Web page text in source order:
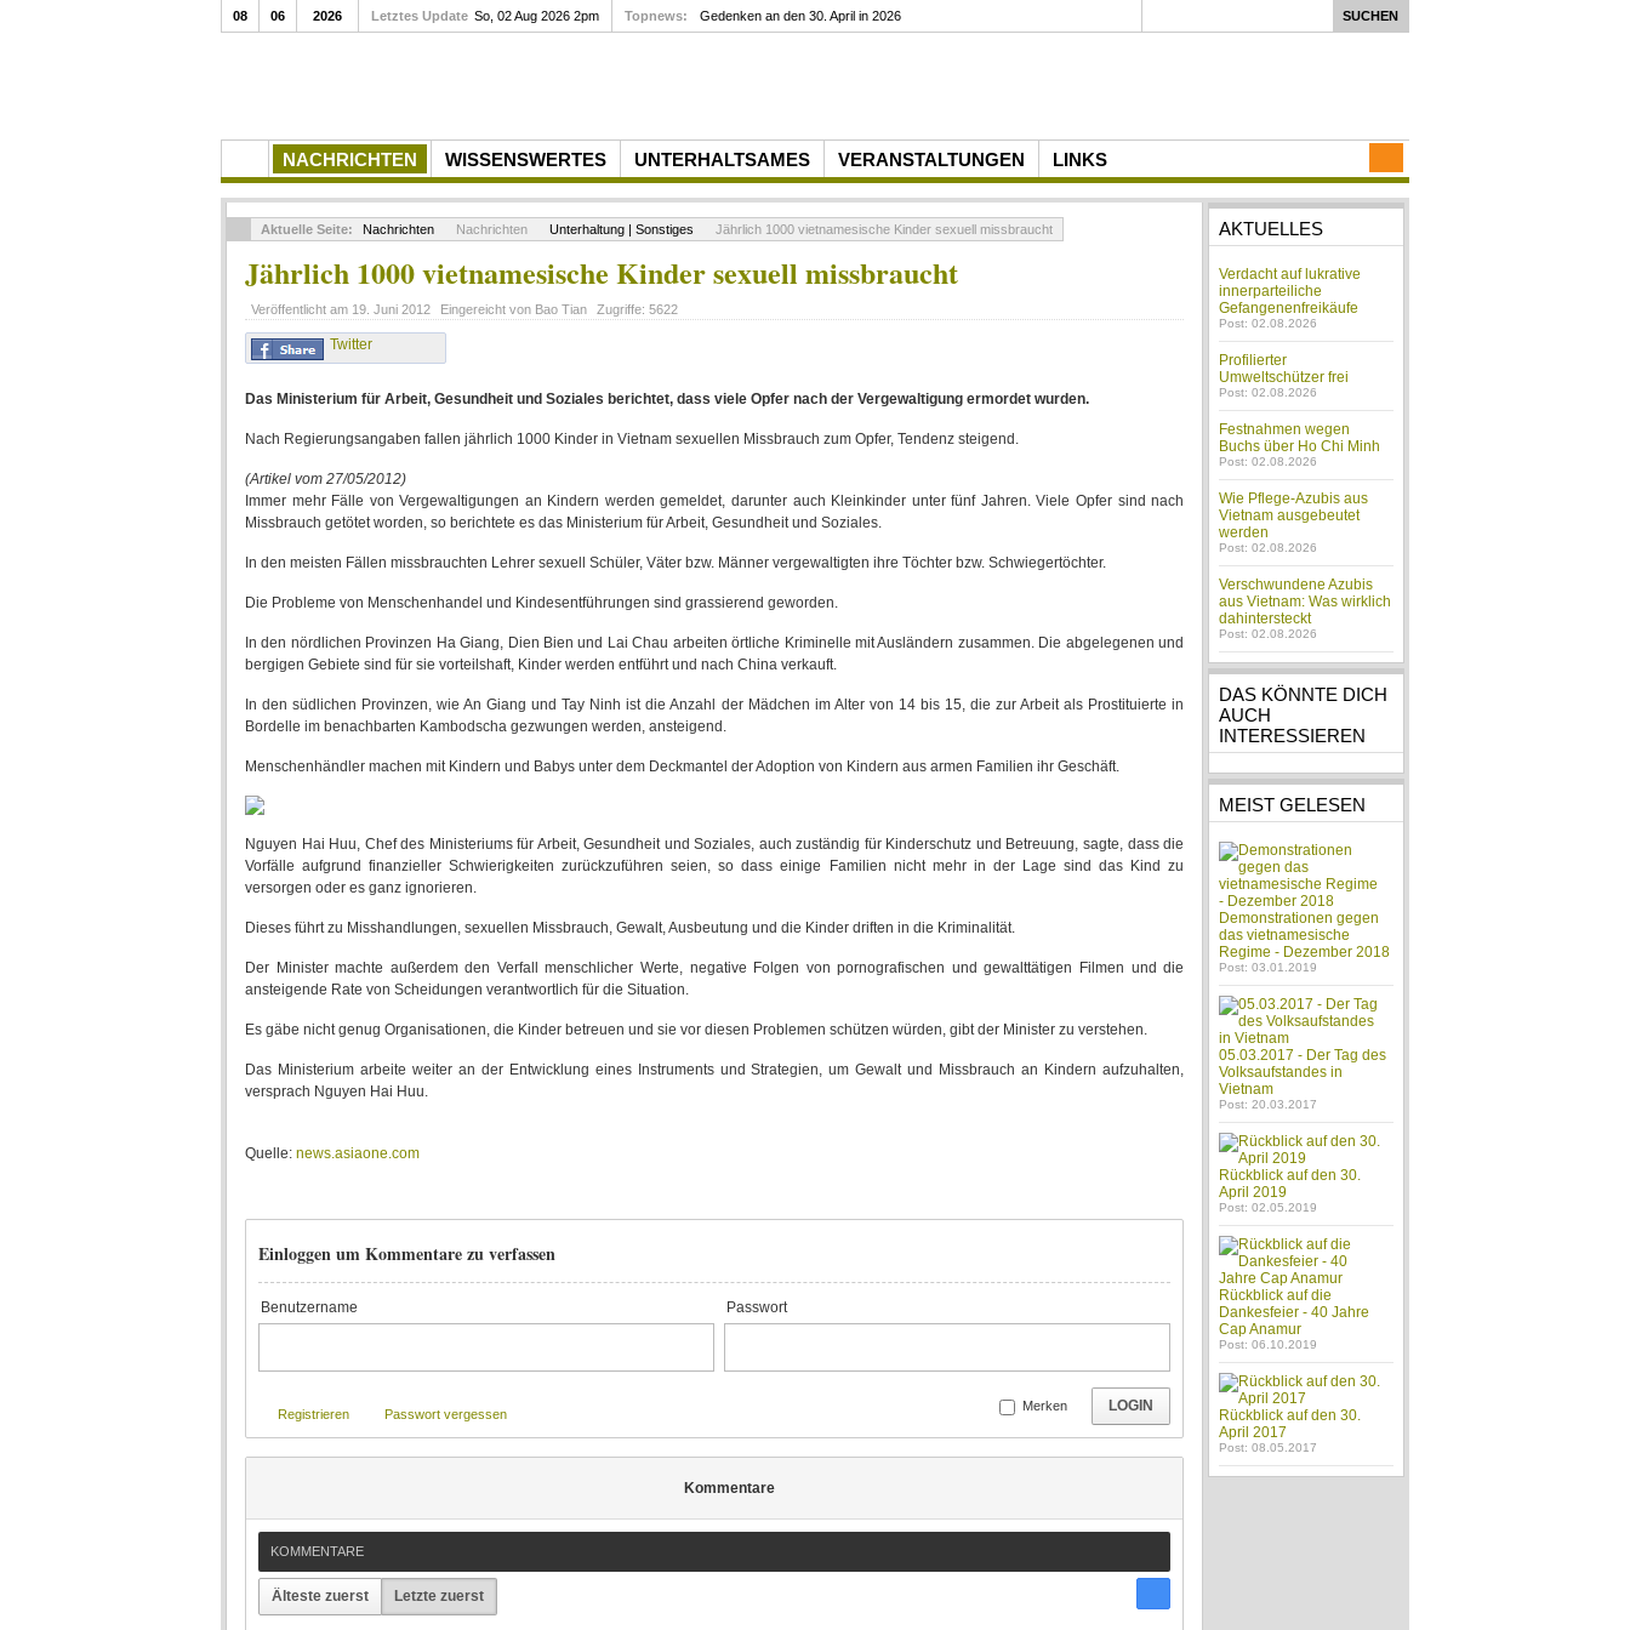
NACHRICHTEN WISSENSWERTES UNTERHALTSAMES VERANSTALTUNGEN LINKS
08 06 2026 Letztes Update So, 02 Aug 2026 2pm Topnews: Gedenken an den 30. April in 2026
Aktuelle Seite: Nachrichten Nachrichten Unterhaltung | Sonstiges Jährlich 1000 vietnamesische Kinder sexuell missbraucht
Jährlich 1000 vietnamesische Kinder sexuell missbraucht
Veröffentlicht am 19. Juni 2012 Eingereicht von Bao Tian Zugriffe: 5622
Twitter
Das Ministerium für Arbeit, Gesundheit und Soziales berichtet, dass viele Opfer nach der Vergewaltigung ermordet wurden.
Nach Regierungsangaben fallen jährlich 1000 Kinder in Vietnam sexuellen Missbrauch zum Opfer, Tendenz steigend.
(Artikel vom 27/05/2012)
Immer mehr Fälle von Vergewaltigungen an Kindern werden gemeldet, darunter auch Kleinkinder unter fünf Jahren. Viele Opfer sind nach
Missbrauch getötet worden, so berichtete es das Ministerium für Arbeit, Gesundheit und Soziales.
In den meisten Fällen missbrauchten Lehrer sexuell Schüler, Väter bzw. Männer vergewaltigten ihre Töchter bzw. Schwiegertöchter.
Die Probleme von Menschenhandel und Kindesentführungen sind grassierend geworden.
In den nördlichen Provinzen Ha Giang, Dien Bien und Lai Chau arbeiten örtliche Kriminelle mit Ausländern zusammen. Die abgelegenen und
bergigen Gebiete sind für sie vorteilshaft, Kinder werden entführt und nach China verkauft.
In den südlichen Provinzen, wie An Giang und Tay Ninh ist die Anzahl der Mädchen im Alter von 14 bis 15, die zur Arbeit als Prostituierte in
Bordelle im benachbarten Kambodscha gezwungen werden, ansteigend.
Menschenhändler machen mit Kindern und Babys unter dem Deckmantel der Adoption von Kindern aus armen Familien ihr Geschäft.
Nguyen Hai Huu, Chef des Ministeriums für Arbeit, Gesundheit und Soziales, auch zuständig für Kinderschutz und Betreuung, sagte, dass die
Vorfälle aufgrund finanzieller Schwierigkeiten zurückzuführen seien, so dass einige Familien nicht mehr in der Lage sind das Kind zu
versorgen oder es ganz ignorieren.
Dieses führt zu Misshandlungen, sexuellen Missbrauch, Gewalt, Ausbeutung und die Kinder driften in die Kriminalität.
Der Minister machte außerdem den Verfall menschlicher Werte, negative Folgen von pornografischen und gewalttätigen Filmen und die
ansteigende Rate von Scheidungen verantwortlich für die Situation.
Es gäbe nicht genug Organisationen, die Kinder betreuen und sie vor diesen Problemen schützen würden, gibt der Minister zu verstehen.
Das Ministerium arbeite weiter an der Entwicklung eines Instruments und Strategien, um Gewalt und Missbrauch an Kindern aufzuhalten,
versprach Nguyen Hai Huu.
Quelle: news.asiaone.com
Einloggen um Kommentare zu verfassen
Benutzername Passwort
LOGIN
Merken
Registrieren Passwort vergessen
Kommentare
KOMMENTARE
Älteste zuerst Letzte zuerst
AKTUELLES
Verdacht auf lukrative
innerparteiliche
Gefangenenfreikäufe
Post: 02.08.2026
Profilierter
Umweltschützer frei
Post: 02.08.2026
Festnahmen wegen
Buchs über Ho Chi Minh
Post: 02.08.2026
Wie Pflege-Azubis aus
Vietnam ausgebeutet
werden
Post: 02.08.2026
Verschwundene Azubis
aus Vietnam: Was wirklich
dahintersteckt
Post: 02.08.2026
DAS KÖNNTE DICH
AUCH
INTERESSIEREN
MEIST GELESEN
Demonstrationen gegen
das vietnamesische
Regime - Dezember 2018
Post: 03.01.2019
05.03.2017 - Der Tag des
Volksaufstandes in
Vietnam
Post: 20.03.2017
Rückblick auf den 30.
April 2019
Post: 02.05.2019
Rückblick auf die
Dankesfeier - 40 Jahre
Cap Anamur
Post: 06.10.2019
Rückblick auf den 30.
April 2017
Post: 08.05.2017